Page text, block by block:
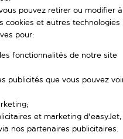
adresse e-mail ou votre
à votre
vous pouvez
pouvez retirer ou modifier à
cookies et autres technologies
pour:
fonctionnalités de notre site
publicités que vous pouvez
et marketing d'easyJet,
nos partenaires publicitaires.